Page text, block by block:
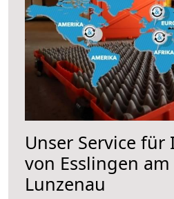
Unser Service
von Esslingen
Lunzenau